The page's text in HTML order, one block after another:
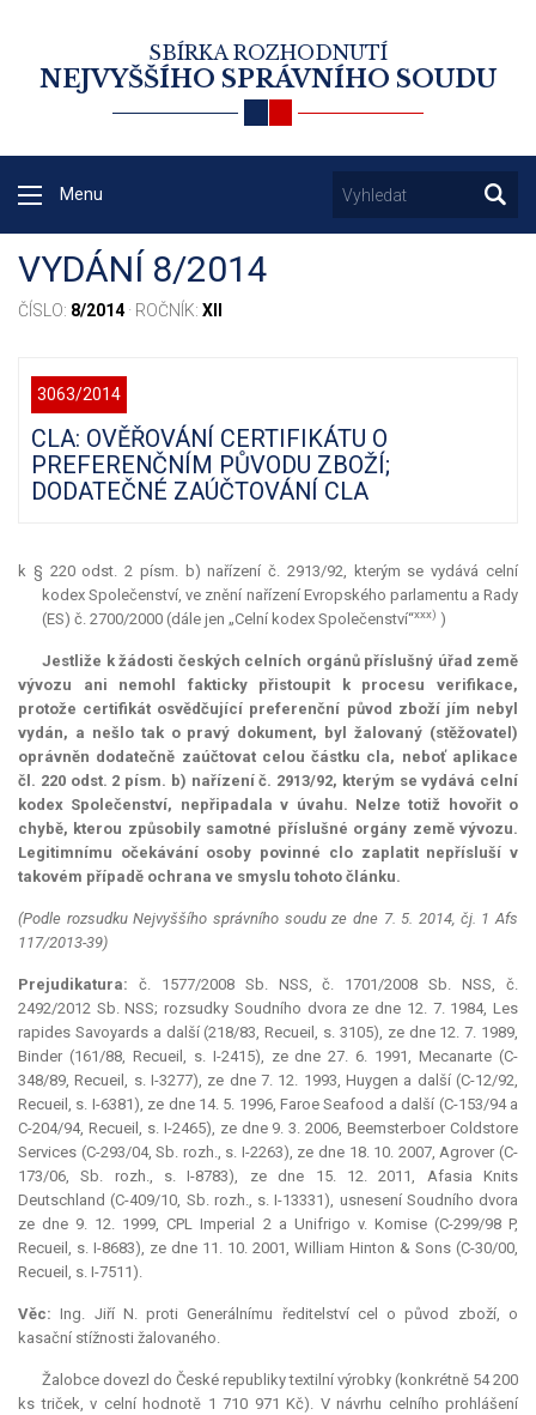
SBÍRKA ROZHODNUTÍ
NEJVYŠŠÍHO SPRÁVNÍHO SOUDU
Menu
VYDÁNÍ 8/2014
ČÍSLO: 8/2014· ROČNÍK: XII
3063/2014
CLA: OVĚŘOVÁNÍ CERTIFIKÁTU O
PREFERENČNÍM PŮVODU ZBOŽÍ;
DODATEČNÉ ZAÚČTOVÁNÍ CLA
k § 220 odst. 2 písm. b) nařízení č. 2913/92, kterým se vydává celní
kodex Společenství, ve znění nařízení Evropského parlamentu a Rady
(ES) č. 2700/2000 (dále jen „Celní kodex Společenství“xxx) )
Jestliže k žádosti českých celních orgánů příslušný úřad země
vývozu ani nemohl fakticky přistoupit k procesu verifikace,
protože certifikát osvědčující preferenční původ zboží jím nebyl
vydán, a nešlo tak o pravý dokument, byl žalovaný (stěžovatel)
oprávněn dodatečně zaúčtovat celou částku cla, neboť aplikace
čl. 220 odst. 2 písm. b) nařízení č. 2913/92, kterým se vydává celní
kodex Společenství, nepřipadala v úvahu. Nelze totiž hovořit o
chybě, kterou způsobily samotné příslušné orgány země vývozu.
Legitimnímu očekávání osoby povinné clo zaplatit nepřísluší v
takovém případě ochrana ve smyslu tohoto článku.
(Podle rozsudku Nejvyššího správního soudu ze dne 7. 5. 2014, čj. 1 Afs
117/2013-39)
Prejudikatura: č. 1577/2008 Sb. NSS, č. 1701/2008 Sb. NSS, č.
2492/2012 Sb. NSS; rozsudky Soudního dvora ze dne 12. 7. 1984, Les
rapides Savoyards a další (218/83, Recueil, s. 3105), ze dne 12. 7. 1989,
Binder (161/88, Recueil, s. I-2415), ze dne 27. 6. 1991, Mecanarte (C-
348/89, Recueil, s. I-3277), ze dne 7. 12. 1993, Huygen a další (C-12/92,
Recueil, s. I-6381), ze dne 14. 5. 1996, Faroe Seafood a další (C-153/94 a
C-204/94, Recueil, s. I-2465), ze dne 9. 3. 2006, Beemsterboer Coldstore
Services (C-293/04, Sb. rozh., s. I-2263), ze dne 18. 10. 2007, Agrover (C-
173/06, Sb. rozh., s. I-8783), ze dne 15. 12. 2011, Afasia Knits
Deutschland (C-409/10, Sb. rozh., s. I-13331), usnesení Soudního dvora
ze dne 9. 12. 1999, CPL Imperial 2 a Unifrigo v. Komise (C-299/98 P,
Recueil, s. I-8683), ze dne 11. 10. 2001, William Hinton & Sons (C-30/00,
Recueil, s. I-7511).
Věc:Ing. Jiří N. proti Generálnímu ředitelství cel o původ zboží, o
kasační stížnosti žalovaného.
Žalobce dovezl do České republiky textilní výrobky (konkrétně 54 200
ks triček, v celní hodnotě 1 710 971 Kč). V návrhu celního prohlášení